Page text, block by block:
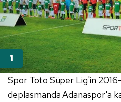
Spor Toto Süper Lig'in
deplasmanda Adanaspor'a